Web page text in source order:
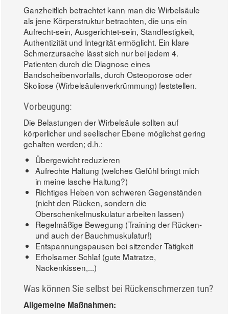
Ganzheitlich betrachtet kann man die Wirbelsäule
als jene Körperstruktur betrachten, die uns ein
Aufrecht-sein, Ausgerichtet-sein, Standfestigkeit,
Authentizität und Integrität ermöglicht. Ein klare
Schmerzursache lässt sich nur bei jedem 4.
Patienten durch die Diagnose eines
Bandscheibenvorfalls, durch Osteoporose oder
Skoliose (Wirbelsäulenverkrümmung) feststellen.
Vorbeugung:
Die Belastungen der Wirbelsäule sollten auf
körperlicher und seelischer Ebene möglichst gering
gehalten werden; d.h.:
Übergewicht reduzieren
Aufrechte Haltung (welches Gefühl bringt mich
in meine lasche Haltung?)
Richtiges Heben von schweren Gegenständen
(nicht den Rücken, sondern die
Oberschenkelmuskulatur arbeiten lassen)
Regelmäßige Bewegung (Training der Rücken-
und auch der Bauchmuskulatur!)
Entspannungspausen bei sitzender Tätigkeit
Erholsamer Schlaf (gute Matratze,
Nackenkissen,...)
Was können Sie selbst bei Rückenschmerzen tun?
Allgemeine Maßnahmen: